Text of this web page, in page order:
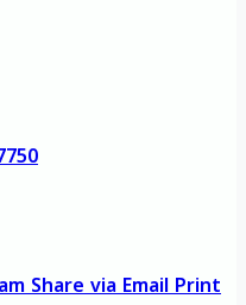
Share via EmailPrint